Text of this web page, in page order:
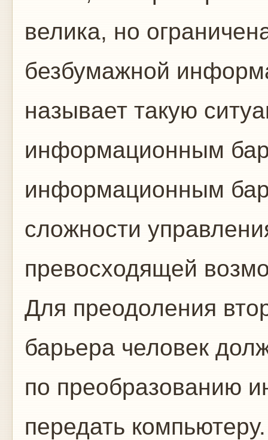
велика, но
безбумажной
называет такую
информационным
информационным
сложности
превосходящей
Для преодоления
барьера человек
по преобразованию
передать компьютеру.